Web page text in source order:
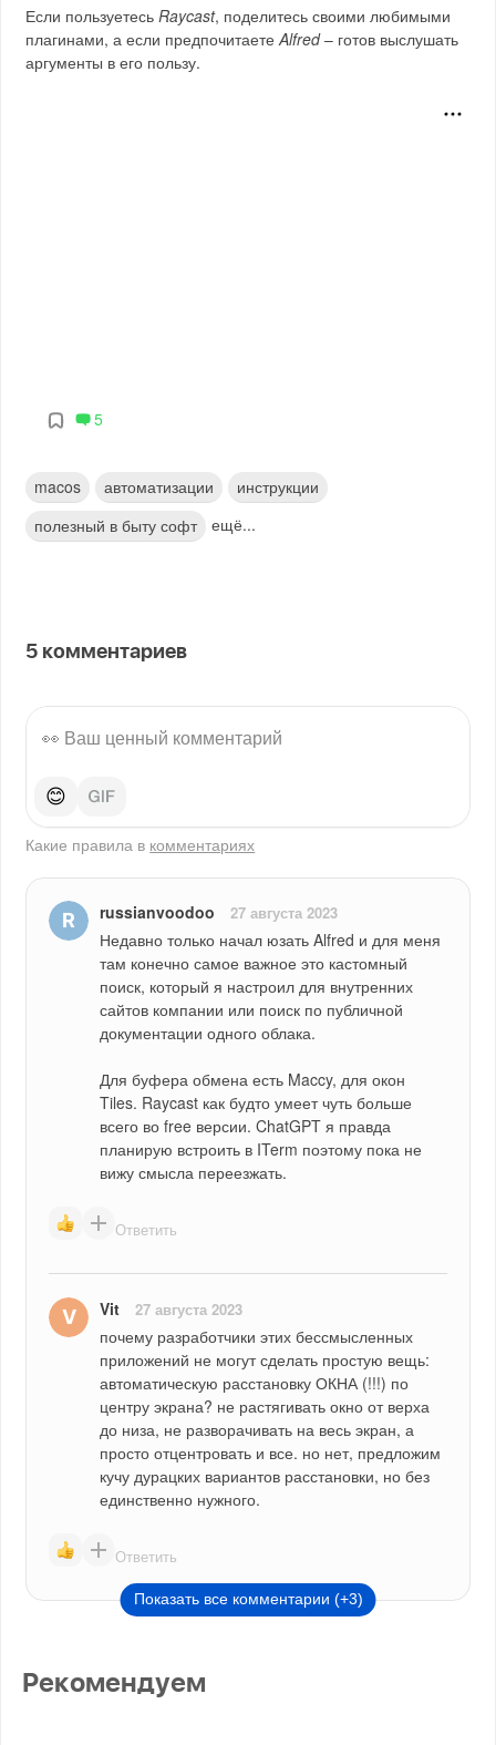
Если пользуетесь Raycast, поделитесь своими любимыми
плагинами, а если предпочитаетеAlfred– готов выслушать
аргументы в его пользу.
5
macos автоматизации
инструкции
полезный в быту софт
ещё...
5 комментариев
😊
Какие правила в комментариях
russianvoodoo 27 августа 2023
Недавно только начал юзать Alfred и для меня
там конечно самое важное это кастомный
поиск, который я настроил для внутренних
сайтов компании или поиск по публичной
документации одного облака.
Для буфера обмена есть Maccy, для окон
Tiles. Raycast как будто умеет чуть больше
всего во free версии. ChatGPT я правда
планирую встроить в ITerm поэтому пока не
вижу смысла переезжать.
Ответить
Vit 27 августа 2023
почему разработчики этих бессмысленных
приложений не могут сделать простую вещь:
автоматическую расстановку ОКНА (!!!) по
центру экрана? не растягивать окно от верха
до низа, не разворачивать на весь экран, а
просто отцентровать и все. но нет, предложим
кучу дурацких вариантов расстановки, но без
единственно нужного.
Ответить
Показать все комментарии (+3)
Рекомендуем